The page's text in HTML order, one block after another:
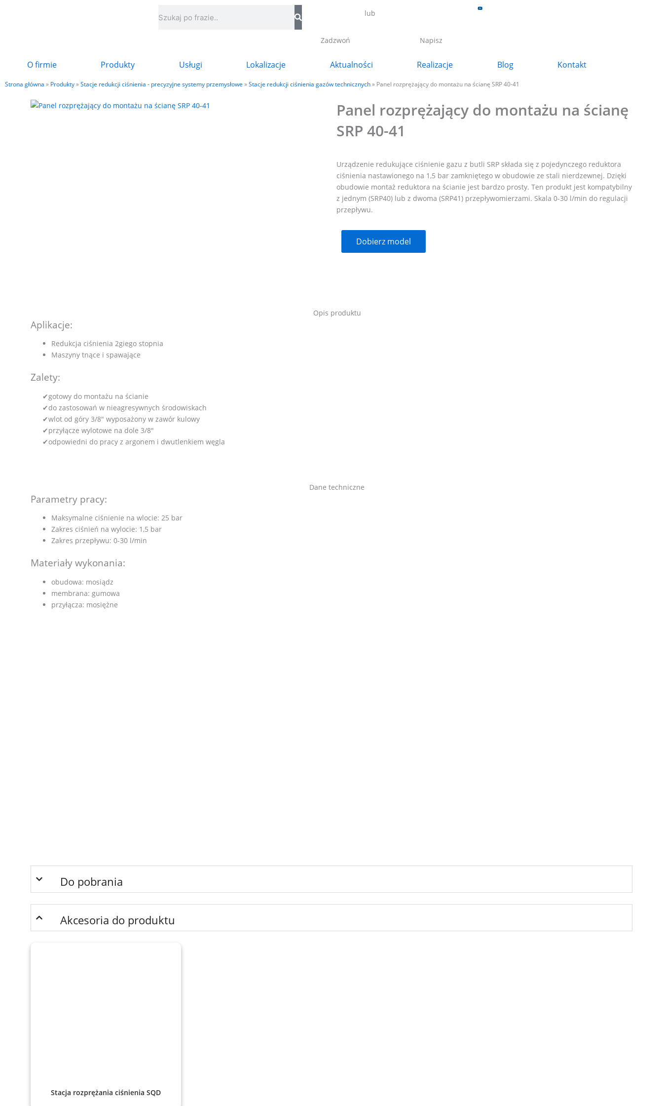
Zadzwoń
lub
Napisz
O firmie Produkty Usługi Lokalizacje Aktualności Realizacje Blog Kontakt
Strona główna » Produkty»Stacje redukcji ciśnienia - precyzyjne systemy przemysłowe »Stacje redukcji ciśnienia gazów technicznych» Panel rozprężający do montażu na ścianę SRP 40-41
Panel rozprężający do montażu na ścianę
SRP 40-41
Urządzenie redukujące ciśnienie gazu z butli SRP składa się z pojedynczego reduktora
ciśnienia nastawionego na 1,5 bar zamkniętego w obudowie ze stali nierdzewnej. Dzięki
obudowie montaż reduktora na ścianie jest bardzo prosty. Ten produkt jest kompatybilny
z jednym (SRP40) lub z dwoma (SRP41) przepływomierzami. Skala 0-30 l/min do regulacji
przepływu.
Dobierz model
Opis produktu
Aplikacje:
Redukcja ciśnienia 2giego stopnia
Maszyny tnące i spawające
Zalety:
✔gotowy do montażu na ścianie
✔do zastosowań w nieagresywnych środowiskach
✔wlot od góry 3/8″ wyposażony w zawór kulowy
✔przyłącze wylotowe na dole 3/8″
✔odpowiedni do pracy z argonem i dwutlenkiem węgla
Dane techniczne
Parametry pracy:
Maksymalne ciśnienie na wlocie: 25 bar
Zakres ciśnień na wylocie: 1,5 bar
Zakres przepływu: 0-30 l/min
Materiały wykonania:
obudowa: mosiądz
membrana: gumowa
przyłącza: mosiężne
Do pobrania
Akcesoria do produktu
Stacja rozprężania ciśnienia SQD